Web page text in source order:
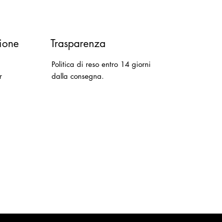
Trasparenza
Politica di reso entro 14 giorni
dalla consegna.